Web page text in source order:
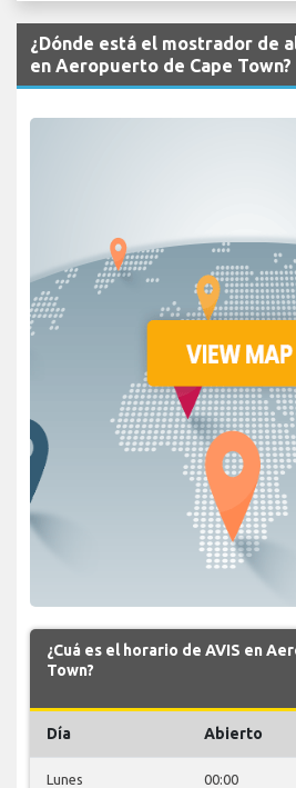
¿Dónde está el mostrador de
en Aeropuerto de Cape Town?
¿Cuá es el horario de AVIS en
Town?
Día Abierto
Lunes 00:00